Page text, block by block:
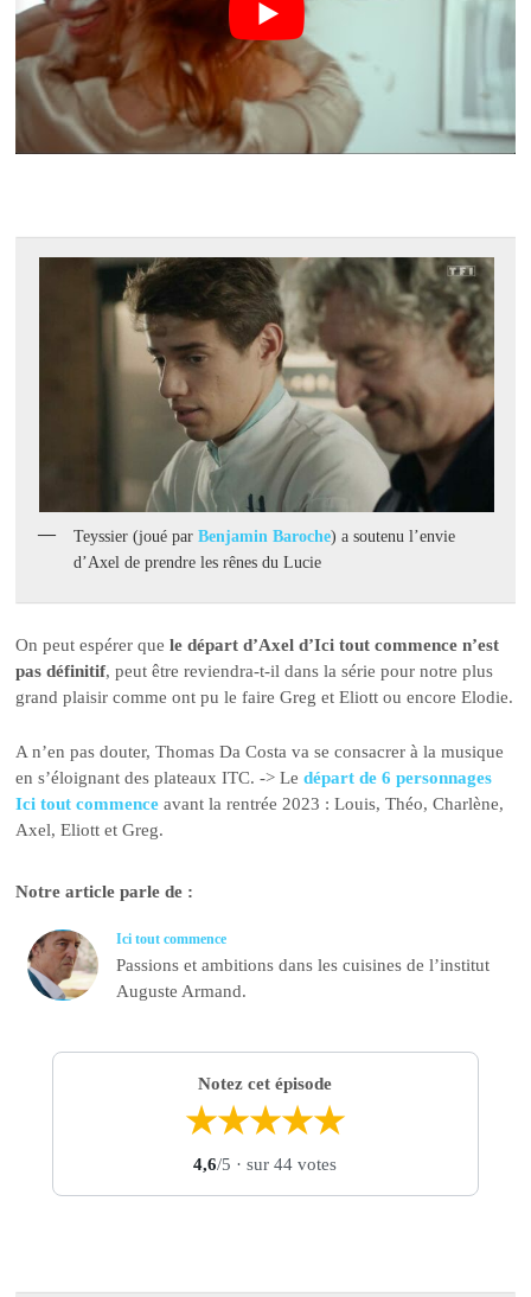
Teyssier (joué parBenjamin Baroche) a soutenu l’envie
d’Axel de prendre les rênes du Lucie
On peut espérer quele départ d’Axel d’Ici tout commence n’est
pas définitif, peut être reviendra-t-il dans la série pour notre plus
grand plaisir comme ont pu le faire Greg et Eliott ou encore Elodie.
A n’en pas douter, Thomas Da Costa va se consacrer à la musique
en s’éloignant des plateaux ITC. -> Le départ de 6 personnages
Ici tout commence avant la rentrée 2023 : Louis, Théo, Charlène,
Axel, Eliott et Greg.
Notre article parle de :
Ici tout commence
Passions et ambitions dans les cuisines de l’institut
Auguste Armand.
Notez cet épisode
★★★★★
4,6/5 · sur 44 votes